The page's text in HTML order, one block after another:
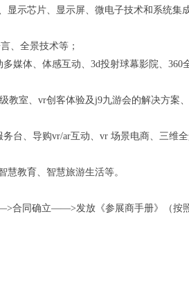
显示芯片、显示屏、微电子技术和系统集
、全景技术等；
媒体、体感互动、3d投射球幕影院、360
教室、vr创客体验及j9九游会的解决方案
台、导购vr/ar互动、vr 场景电商、三维
教育、智慧旅游生活等。
合同确立——>发放《参展商手册》（按